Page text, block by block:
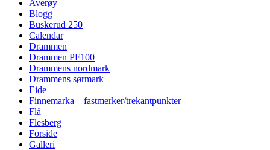
Averøy
Blogg
Buskerud 250
Calendar
Drammen
Drammen PF100
Drammens nordmark
Drammens sørmark
Eide
Finnemarka – fastmerker/trekantpunkter
Flå
Flesberg
Forside
Galleri